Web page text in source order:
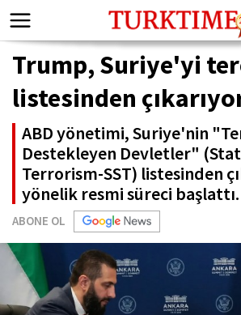
Trump, Suriye'yi
listesinden
ABD yönetimi, Suriye'nin
Destekleyen Devletler"
Terrorism-SST) listesinden
yönelik resmi süreci başlattı.
ABONE OL